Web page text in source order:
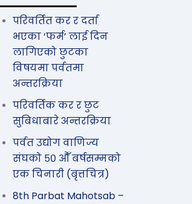
परिवर्तित कर र दर्ता
भएका ‘फर्म’ लाई दिन
लागिएको छुटका
विषयमा पर्वतमा
अन्तरक्रिया
परिवर्तिक कर र छुट
सुबिधाबारे अन्तरक्रिया
पर्वत उद्योग वाणिज्य
संघको ५० औँ बर्षसम्मको
एक चिनारी (बृत्तचित्र)
8th Parbat Mahotsab –